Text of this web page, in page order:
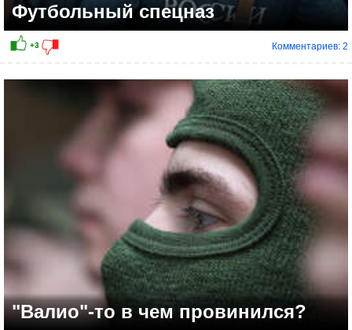
Футбольный спецназ
Комментариев: 2
"Валио"-то в чем провинился?